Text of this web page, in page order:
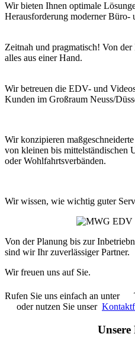
Wir bieten Ihnen optimale
Herausforderung moderner Büro-
Zeitnah und pragmatisch! Von
alles aus einer Hand.
Wir betreuen die EDV- und
Kunden im Großraum Neuss/
Wir konzipieren
von kleinen bis mittelständischen
oder Wohlfahrtsverbänden.
Wir wissen, wie wichtig guter
Von der Planung bis zur
sind wir Ihr zuverlässiger Partner.
Wir freuen uns auf Sie.
Rufen Sie uns einfach an unter
oder nutzen Sie unser